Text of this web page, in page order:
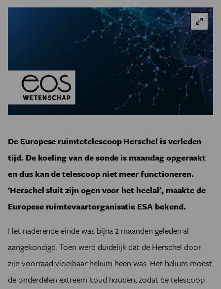
De Europese ruimtetelescoop Herschel is verleden
tijd. De koeling van de sonde is maandag opgeraakt
en dus kan de telescoop niet meer functioneren.
'Herschel sluit zijn ogen voor het heelal', maakte de
Europese ruimtevaartorganisatie ESA bekend.
Het naderende einde was bijna 2 maanden geleden al
aangekondigd. Toen werd duidelijk dat de Herschel door
zijn voorraad vloeibaar helium heen was. Het helium moest
de onderdelen extreem koud houden, zodat de telescoop